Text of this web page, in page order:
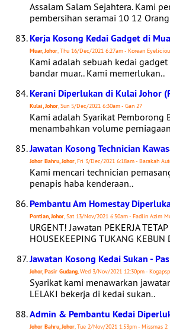
Assalam Salam Sejahtera. Kami
pembersihan seramai 10 12
Kerja Kosong Kedai Gadget di
Muar, Johor, Thu 16/Dec/2021 6:27am - Korean
Kami adalah sebuah kedai
bandar muar.. Kami memerlukan..
Kerani Diperlukan di Kulai Johor
Kulai, Johor, Sun 5/Dec/2021 6:30am - Gan 27
Kami adalah Syarikat Pemborong
menambahkan volume
Jawatan Kosong Technician
Johor Bahru, Johor, Fri 3/Dec/2021 6:18am - Barakah
Kami mencari technician
penapis haba kenderaan..
Pembantu Am Homestay
Pontian, Johor, Sat 13/Nov/2021 6:50am - Fadlin Azim
URGENT! Jawatan PEKERJA
HOUSEKEEPING TUKANG KEBUN
Jawatan Kosong Kedai Sukan -
Johor, Pasir Gudang, Wed 3/Nov/2021 12:30pm -
Syarikat kami menawarkan
LELAKI bekerja di kedai sukan..
Admin & Pembantu Kedai
Johor Bahru, Johor, Tue 2/Nov/2021 1:53pm - Missmas 2